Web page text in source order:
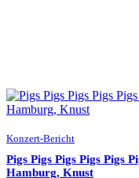
Konzert-Bericht
Pigs Pigs Pigs Pigs Pigs
Hamburg, Knust